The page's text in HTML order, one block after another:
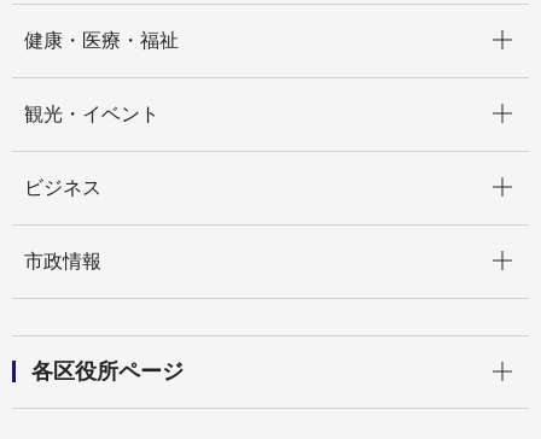
健康・医療・福祉
観光・イベント
ビジネス
市政情報
各区役所ページ